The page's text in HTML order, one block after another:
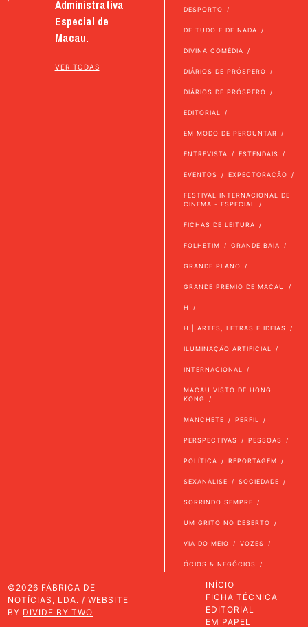
Administrativa
Especial de
Macau.
VER TODAS
DESPORTO
DE TUDO E DE NADA
DIVINA COMÉDIA
DIÁRIOS DE PRÓSPERO
DIÁRIOS DE PRÓSPERO
EDITORIAL
EM MODO DE PERGUNTAR
ENTREVISTA ESTENDAIS
EVENTOS EXPECTORAÇÃO
FESTIVAL INTERNACIONAL DE
CINEMA - ESPECIAL
FICHAS DE LEITURA
FOLHETIM GRANDE BAÍA
GRANDE PLANO
GRANDE PRÉMIO DE MACAU
H
H | ARTES, LETRAS E IDEIAS
ILUMINAÇÃO ARTIFICIAL
INTERNACIONAL
MACAU VISTO DE HONG
KONG
MANCHETE PERFIL
PERSPECTIVAS PESSOAS
POLÍTICA REPORTAGEM
SEXANÁLISE SOCIEDADE
SORRINDO SEMPRE
UM GRITO NO DESERTO
VIA DO MEIO VOZES
ÓCIOS & NEGÓCIOS
©2026 FÁBRICA DE
NOTÍCIAS, LDA. / WEBSITE
BY DIVIDE BY TWO
INÍCIO
FICHA TÉCNICA
EDITORIAL
EM PAPEL